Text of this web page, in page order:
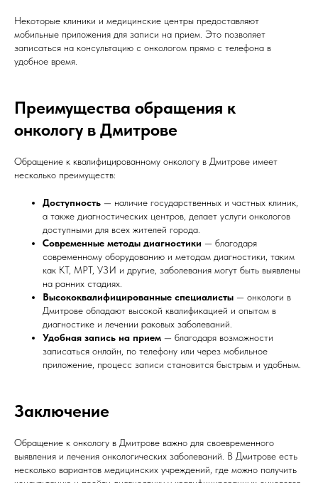
Некоторые клиники и медицинские центры предоставляют
мобильные приложения для записи на прием. Это позволяет
записаться на консультацию с онкологом прямо с телефона в
удобное время.
Преимущества обращения к
онкологу в Дмитрове
Обращение к квалифицированному онкологу в Дмитрове имеет
несколько преимуществ:
Доступность — наличие государственных и частных клиник,
а также диагностических центров, делает услуги онкологов
доступными для всех жителей города.
Современные методы диагностики — благодаря
современному оборудованию и методам диагностики, таким
как КТ, МРТ, УЗИ и другие, заболевания могут быть выявлены
на ранних стадиях.
Высококвалифицированные специалисты — онкологи в
Дмитрове обладают высокой квалификацией и опытом в
диагностике и лечении раковых заболеваний.
Удобная запись на прием — благодаря возможности
записаться онлайн, по телефону или через мобильное
приложение, процесс записи становится быстрым и удобным.
Заключение
Обращение к онкологу в Дмитрове важно для своевременного
выявления и лечения онкологических заболеваний. В Дмитрове есть
несколько вариантов медицинских учреждений, где можно получить